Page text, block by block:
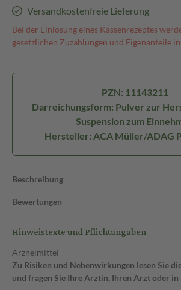
Versandkostenfreie Lieferung
Bei der Einlösung eines Kassenrezeptes
gesetzlichen Zuzahlungen und Eigenanteile
PZN: 11143211
Darreichungsform: Pulver zur
Suspension zum
Hersteller: ACA Müller/ADAG
Beschreibung
Bewertungen
Hinweistexte und Pflichtangaben
Arzneimittel
Zu Risiken und Nebenwirkungen lesen Sie
und fragen Sie Ihre Ärztin, Ihren Arzt oder